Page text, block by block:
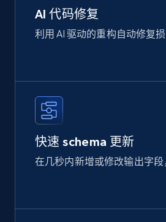
AI 代码修复
利用 AI 驱动的重构自动修复
快速 schema 更新
在几秒内新增或修改输出字